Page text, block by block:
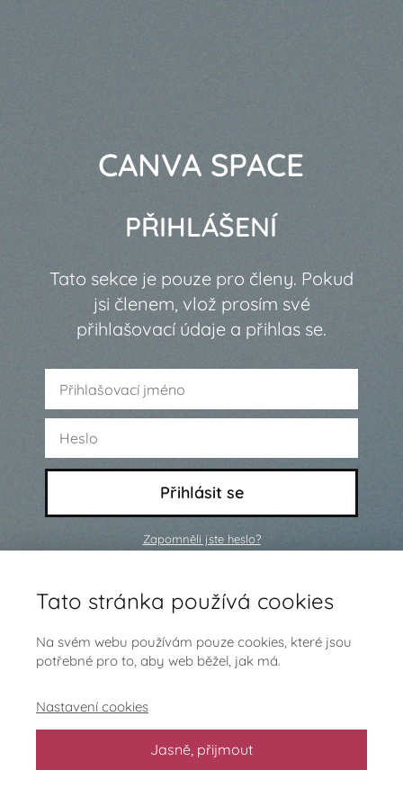
CANVA SPACE
PŘIHLÁŠENÍ
Tato sekce je pouze pro členy. Pokud
jsi členem, vlož prosím své
přihlašovací údaje a přihlas se.
Přihlásit se
Zapomněli jste heslo?
Ještě nejsi členem a chceš se
přidat?
Tato stránka používá cookies
Na svém webu používám pouze cookies, které jsou
potřebné pro to, aby web běžel, jak má.
Nastavení cookies
Jasně, přijmout